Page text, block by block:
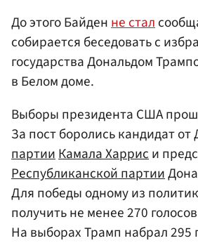
До этого Байденне стал
собирается беседовать с
государства Дональдом
в Белом доме.
Выборы президента США
За пост боролись кандидат от
партииКамала Харриси
Республиканской партии
Для победы одному из
получить не менее 270
На выборах Трамп набрал 295